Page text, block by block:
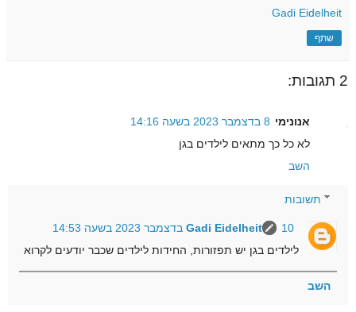
Gadi Eidelheit
שתף
2 תגובות:
אנונימי 8 בדצמבר 2023 בשעה 14:16
לא כל כך מתאים לילדים בגן
השב
תשובות
Gadi Eidelheit
10 בדצמבר 2023 בשעה 14:53
לילדים בגן יש תפזורות, החידות לילדים שכבר יודעים לקרוא
השב